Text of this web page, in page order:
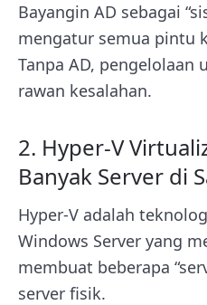
Bayangin AD sebagai
mengatur semua pintu
Tanpa AD, pengelolaan
rawan kesalahan.
2. Hyper-V
Banyak Server di
Hyper-V adalah
Windows Server yang
membuat beberapa
server fisik.